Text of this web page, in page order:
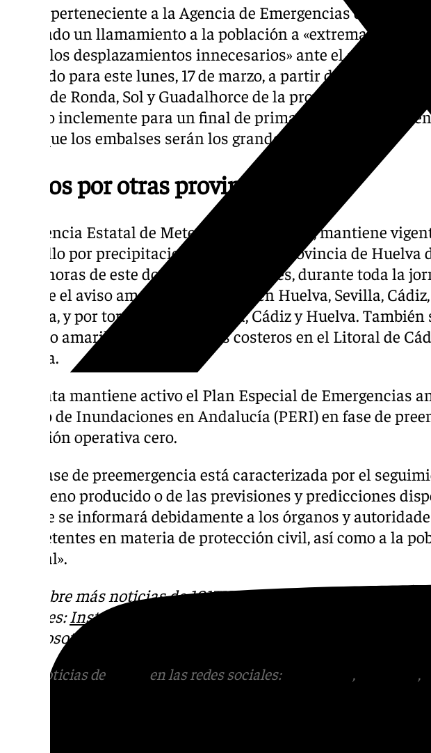
El 112, perteneciente a la Agencia de Emergencias de
realizado un llamamiento a la población a «extremar la
evitar los desplazamientos innecesarios» ante el aviso
activado para este lunes, 17 de marzo, a partir de las 18.00
zonas de Ronda, Sol y Guadalhorce de la provincia de
tiempo inclemente para un final de primavera
en el que los embalses serán los grandes beneficiados.
Avisos por otras provincias
La Agencia Estatal de Meteorología, además, mantiene
amarillo por precipitaciones en toda la provincia de Huelva
18,00 horas de este domingo, y este lunes, durante toda la
vigente el aviso amarillo por lluvias en Huelva, Sevilla,
Málaga, y por tormentas en Sevilla, Cádiz y Huelva.
el aviso amarillo por fenómenos costeros en el Litoral de
Huelva.
La Junta mantiene activo el Plan Especial de Emergencias
Riesgo de Inundaciones en Andalucía (PERI) en fase de
situación operativa cero.
Esta fase de preemergencia está caracterizada por el
fenómeno producido o de las previsiones y predicciones
las que se informará debidamente a los órganos y
competentes en materia de protección civil, así como a la
general».
Descubre más noticias de 101TV en las redes
sociales:Instagram
con nosotros en el correo
Más noticias de en las redes sociales: , ,